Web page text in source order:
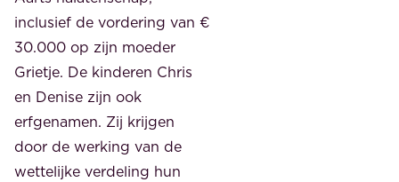
inclusief de vordering van €
30.000 op zijn moeder
Grietje. De kinderen Chris
en Denise zijn ook
erfgenamen. Zij krijgen
door de werking van de
wettelijke verdeling hun